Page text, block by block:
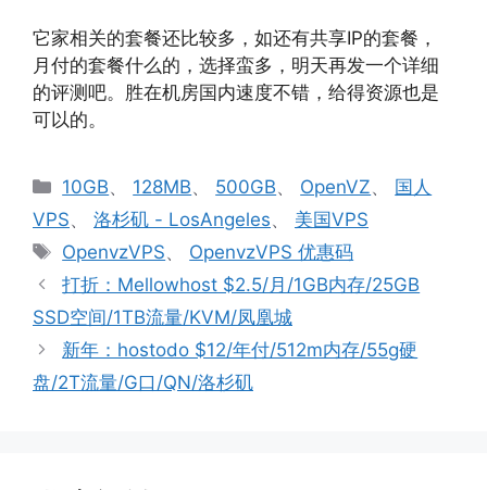
它家相关的套餐还比较多，如还有共享IP的套餐，
月付的套餐什么的，选择蛮多，明天再发一个详细
的评测吧。胜在机房国内速度不错，给得资源也是
可以的。
分
类
10GB、 128MB、 500GB、 OpenVZ、 国人
VPS、 洛杉矶 - LosAngeles、 美国VPS
标
签
OpenvzVPS、 OpenvzVPS 优惠码
打折：Mellowhost $2.5/月/1GB内存/25GB
SSD空间/1TB流量/KVM/凤凰城
新年：hostodo $12/年付/512m内存/55g硬
盘/2T流量/G口/QN/洛杉矶